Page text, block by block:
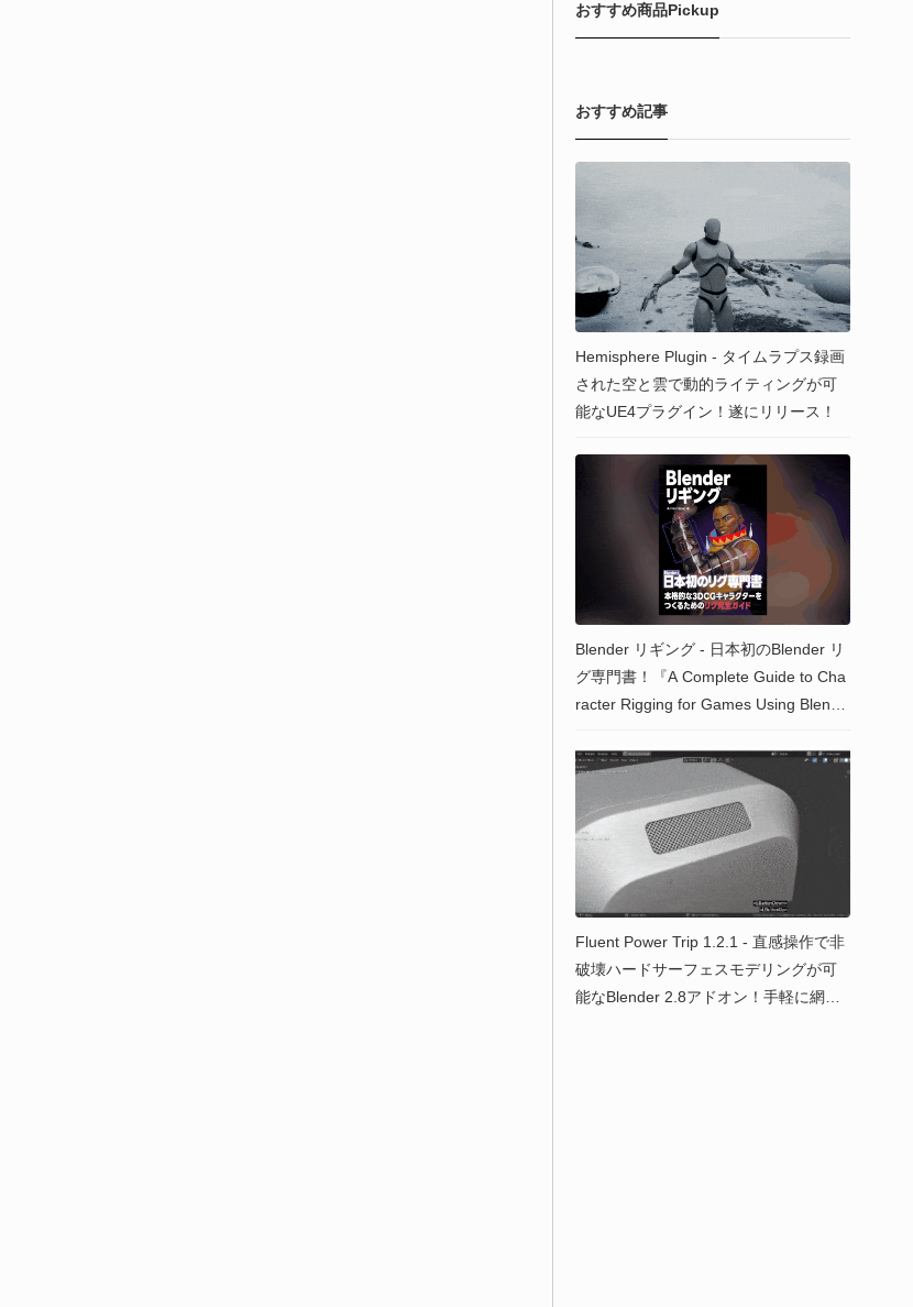
おすすめ商品Pickup
おすすめ記事
Hemisphere Plugin - タイムラプス録画
された空と雲で動的ライティングが可
能なUE4プラグイン！遂にリリース！
Blender リギング - 日本初のBlender リ
グ専門書！『A Complete Guide to Cha
racter Rigging for Games Using Blende
Fluent Power Trip 1.2.1 - 直感操作で非
破壊ハードサーフェスモデリングが可
能なBlender 2.8アドオン！手軽に網・